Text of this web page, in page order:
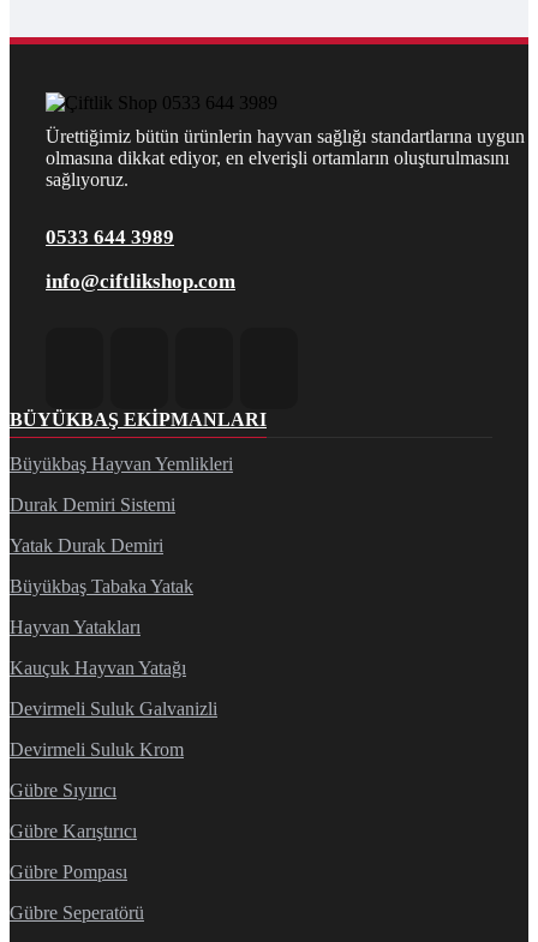
Ürettiğimiz bütün ürünlerin hayvan sağlığı standartlarına uygun
olmasına dikkat ediyor, en elverişli ortamların oluşturulmasını
sağlıyoruz.
0533 644 3989
info@ciftlikshop.com
BÜYÜKBAŞ EKIPMANLARI
Büyükbaş Hayvan Yemlikleri
Durak Demiri Sistemi
Yatak Durak Demiri
Büyükbaş Tabaka Yatak
Hayvan Yatakları
Kauçuk Hayvan Yatağı
Devirmeli Suluk Galvanizli
Devirmeli Suluk Krom
Gübre Sıyırıcı
Gübre Karıştırıcı
Gübre Pompası
Gübre Seperatörü